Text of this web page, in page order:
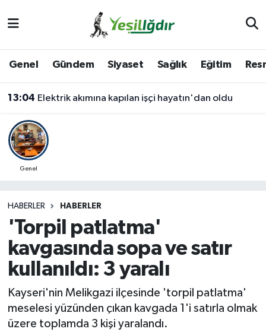
Genel Gündem Siyaset Sağlık Eğitim
13:04 Elektrik akımına kapılan işçi hayatın'dan oldu
Genel
HABERLER HABERLER
'Torpil patlatma'
kavgasında sopa ve satır
kullanıldı: 3 yaralı
Kayseri'nin Melikgazi ilçesinde 'torpil patlatma'
meselesi yüzünden çıkan kavgada 1'i satırla olmak
üzere toplamda 3 kişi yaralandı.
İğdir Namaz Vakitleri
Iğdır Trafik Yoğunluk Haritası
Süper Lig Puan Durumu ve Fikstür
Son Dakika Haberleri
Haber Arşivi